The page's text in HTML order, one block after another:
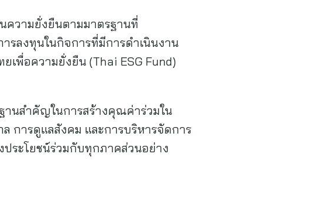
ความยั่งยืนตามมาตรฐานที่
รลงทุนในกิจการที่มีการดำเนินงาน
เพื่อความยั่งยืน (Thai ESG Fund)
านสำคัญในการสร้างคุณค่าร่วมใน
การดูแลสังคม และการบริหารจัดการ
ประโยชน์ร่วมกับทุกภาคส่วนอย่าง